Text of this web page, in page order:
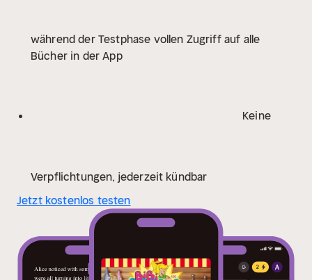
während der Testphase vollen Zugriff auf alle
Bücher in der App
Keine
Verpflichtungen, jederzeit kündbar
Jetzt kostenlos testen